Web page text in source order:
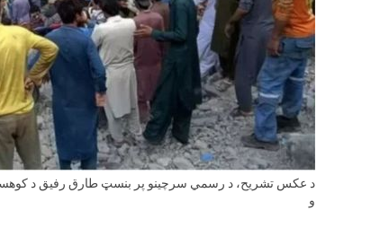
د عکس تشریح، د رسمي سرچینو پر بنسټ طارق رفيق د
و